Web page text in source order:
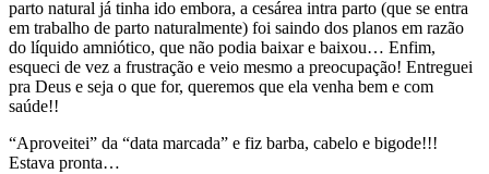
parto natural já tinha ido embora, a cesárea intra parto (que se entra
em trabalho de parto naturalmente) foi saindo dos planos em razão
do líquido amniótico, que não podia baixar e baixou… Enfim,
esqueci de vez a frustração e veio mesmo a preocupação! Entreguei
pra Deus e seja o que for, queremos que ela venha bem e com
saúde!!
“Aproveitei” da “data marcada” e fiz barba, cabelo e bigode!!!
Estava pronta…